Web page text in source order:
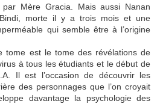
par Mère Gracia. Mais aussi Nanan
morte il y a trois mois et une
qui semble être à l’origine
tome est le tome des révélations de
à tous les étudiants et le début de
Il est l’occasion de découvrir les
des personnages que l’on croyait
davantage la psychologie des